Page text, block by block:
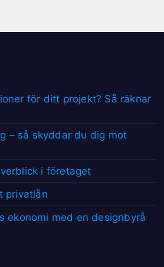
för ditt projekt? Så räknar
– så skyddar du dig mot
i företaget
privatlån
ekonomi med en designbyrå